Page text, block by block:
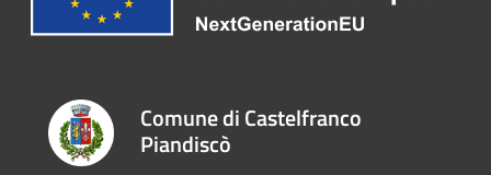
Comune di Castelfranco
Piandiscò